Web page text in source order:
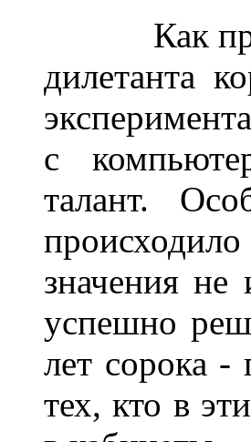
Как
дилетанта
с
талант.
значения
успешно
лет сорока -
тех, кто в